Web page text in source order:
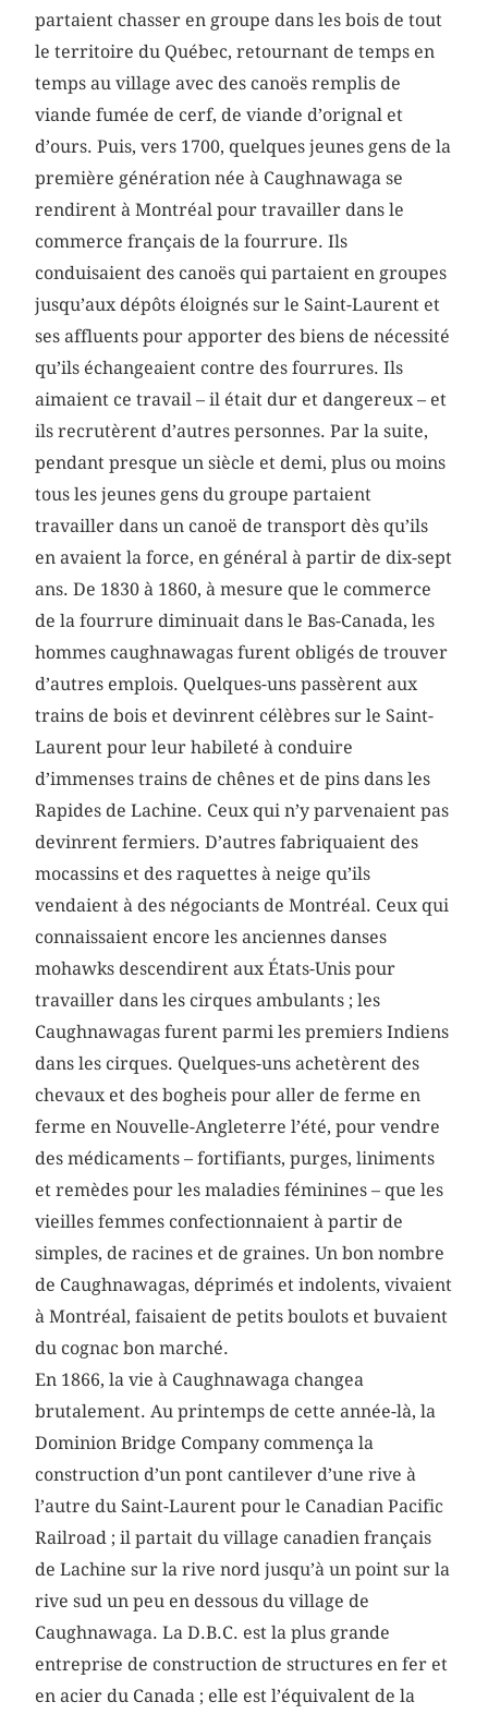
partaient chasser en groupe dans les bois de tout
le territoire du Québec, retournant de temps en
temps au village avec des canoës remplis de
viande fumée de cerf, de viande d’orignal et
d’ours. Puis, vers 1700, quelques jeunes gens de la
première génération née à Caughnawaga se
rendirent à Montréal pour travailler dans le
commerce français de la fourrure. Ils
conduisaient des canoës qui partaient en groupes
jusqu’aux dépôts éloignés sur le Saint-Laurent et
ses affluents pour apporter des biens de nécessité
qu’ils échangeaient contre des fourrures. Ils
aimaient ce travail – il était dur et dangereux – et
ils recrutèrent d’autres personnes. Par la suite,
pendant presque un siècle et demi, plus ou moins
tous les jeunes gens du groupe partaient
travailler dans un canoë de transport dès qu’ils
en avaient la force, en général à partir de dix-sept
ans. De 1830 à 1860, à mesure que le commerce
de la fourrure diminuait dans le Bas-Canada, les
hommes caughnawagas furent obligés de trouver
d’autres emplois. Quelques-uns passèrent aux
trains de bois et devinrent célèbres sur le Saint-
Laurent pour leur habileté à conduire
d’immenses trains de chênes et de pins dans les
Rapides de Lachine. Ceux qui n’y parvenaient pas
devinrent fermiers. D’autres fabriquaient des
mocassins et des raquettes à neige qu’ils
vendaient à des négociants de Montréal. Ceux qui
connaissaient encore les anciennes danses
mohawks descendirent aux États-Unis pour
travailler dans les cirques ambulants ; les
Caughnawagas furent parmi les premiers Indiens
dans les cirques. Quelques-uns achetèrent des
chevaux et des bogheis pour aller de ferme en
ferme en Nouvelle-Angleterre l’été, pour vendre
des médicaments – fortifiants, purges, liniments
et remèdes pour les maladies féminines – que les
vieilles femmes confectionnaient à partir de
simples, de racines et de graines. Un bon nombre
de Caughnawagas, déprimés et indolents, vivaient
à Montréal, faisaient de petits boulots et buvaient
du cognac bon marché.
En 1866, la vie à Caughnawaga changea
brutalement. Au printemps de cette année-là, la
Dominion Bridge Company commença la
construction d’un pont cantilever d’une rive à
l’autre du Saint-Laurent pour le Canadian Pacific
Railroad ; il partait du village canadien français
de Lachine sur la rive nord jusqu’à un point sur la
rive sud un peu en dessous du village de
Caughnawaga. La D.B.C. est la plus grande
entreprise de construction de structures en fer et
en acier du Canada ; elle est l’équivalent de la